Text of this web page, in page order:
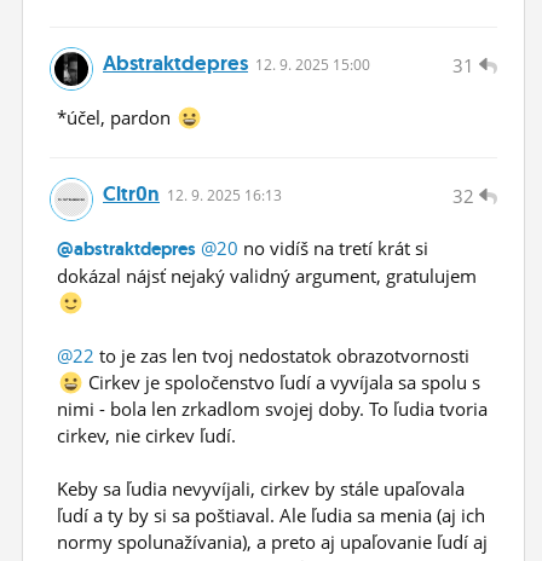
31
Abstraktdepres 12. 9. 2025 15:00
*účel, pardon
32
Cltr0n 12. 9. 2025 16:13
@abstraktdepres @20 no vidíš na tretí krát si
dokázal nájsť nejaký validný argument, gratulujem
@22 to je zas len tvoj nedostatok obrazotvornosti
Cirkev je spoločenstvo ľudí a vyvíjala sa spolu s
nimi - bola len zrkadlom svojej doby. To ľudia tvoria
cirkev, nie cirkev ľudí.
Keby sa ľudia nevyvíjali, cirkev by stále upaľovala
ľudí a ty by si sa poštiaval. Ale ľudia sa menia (aj ich
normy spolunažívania), a preto aj upaľovanie ľudí aj